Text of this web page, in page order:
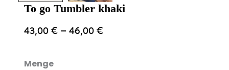
To go Tumbler khaki
43,00€ – 46,00€
Menge